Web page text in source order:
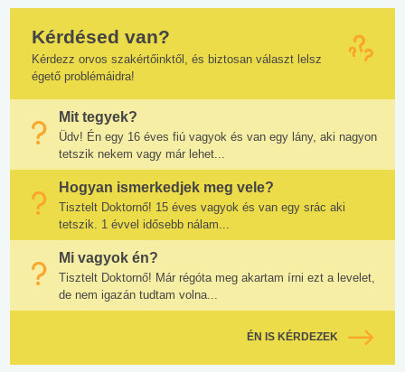
Kérdésed van?
Kérdezz orvos szakértőinktől, és biztosan választ lelsz
égető problémáidra!
Mit tegyek?
Üdv! Én egy 16 éves fiú vagyok és van egy lány, aki nagyon
tetszik nekem vagy már lehet...
Hogyan ismerkedjek meg vele?
Tisztelt Doktornő! 15 éves vagyok és van egy srác aki
tetszik. 1 évvel idősebb nálam...
Mi vagyok én?
Tisztelt Doktornő! Már régóta meg akartam írni ezt a levelet,
de nem igazán tudtam volna...
ÉN IS KÉRDEZEK